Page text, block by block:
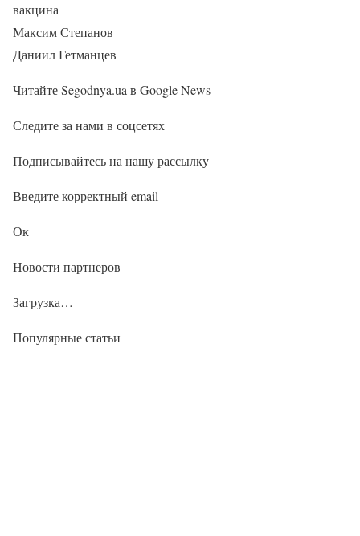
вакцина
Максим Степанов
Даниил Гетманцев
Читайте Segodnya.ua в Google News
Следите за нами в соцсетях
Подписывайтесь на нашу рассылку
Введите корректный email
Ок
Новости партнеров
Загрузка…
Популярные статьи